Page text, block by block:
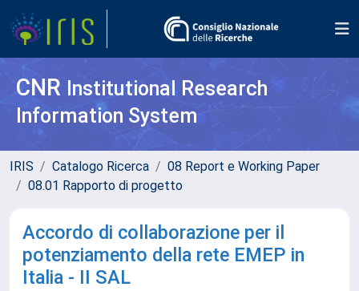
CNR Institutional Research
Information System
IRIS Catalogo Ricerca
08 Report e Working Paper
08.01 Rapporto di progetto
Accordo di collaborazione per il
potenziamento della rete EMEP in
Italia - II SAL